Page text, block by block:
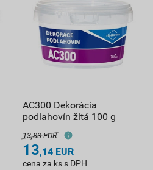
AC300 Dekorácia
podlahovín žltá 100 g
13,83 EUR
13,14 EUR
cena za ks s DPH